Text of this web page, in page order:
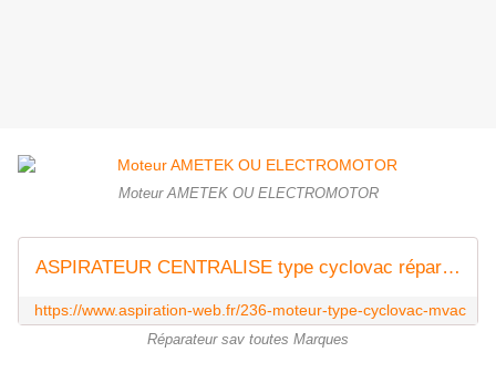
Moteur AMETEK OU ELECTROMOTOR
ASPIRATEUR CENTRALISE type cyclovac réparateur AMS - AMS Aspiration Centralisée
https://www.aspiration-web.fr/236-moteur-type-cyclovac-mvac
Réparateur sav toutes Marques